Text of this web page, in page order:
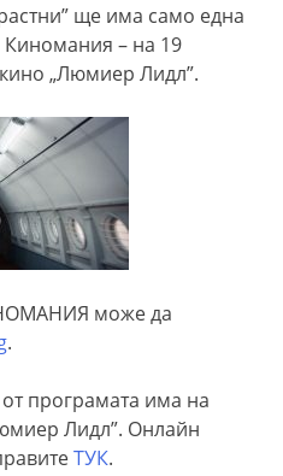
ще има само една
– на 19
„Люмиер Лидл”.
може да
.
програмата има на
Лидл”. Онлайн
ТУК.